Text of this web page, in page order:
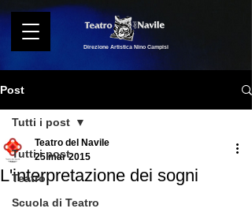
Direzione Artistica Nino Campisi
Post
Tutti i post
Teatro
Scuola di Teatro
Tutti i post
L'interpretazione dei sogni
Teatro del Navile
25 mar 2015